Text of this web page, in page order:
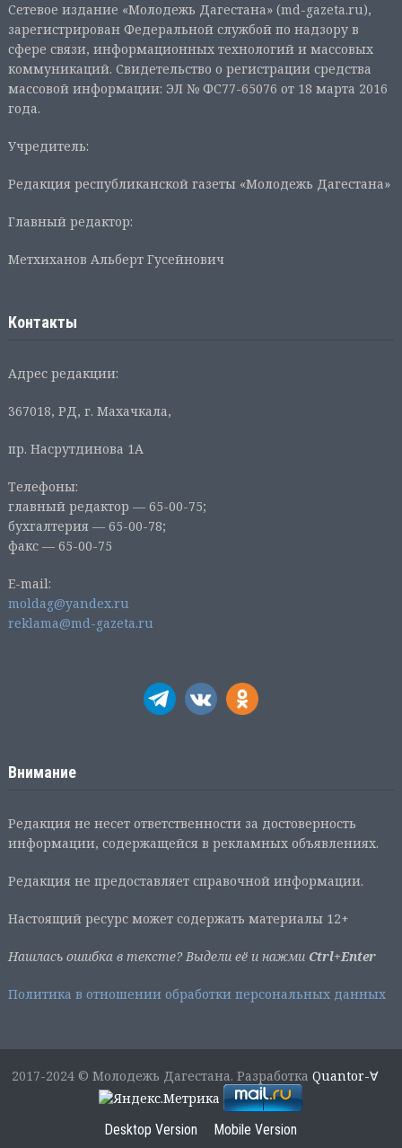
Сетевое издание «Молодежь Дагестана» (md-gazeta.ru),
зарегистрирован Федеральной службой по надзору в
сфере связи, информационных технологий и массовых
коммуникаций. Свидетельство о регистрации средства
массовой информации: ЭЛ № ФС77-65076 от 18 марта 2016
года.
Учредитель:
Редакция республиканской газеты «Молодежь Дагестана»
Главный редактор:
Метхиханов Альберт Гусейнович
Контакты
Адрес редакции:
367018, РД, г. Махачкала,
пр. Насрутдинова 1А
Телефоны:
главный редактор — 65-00-75;
бухгалтерия — 65-00-78;
факс — 65-00-75
E-mail:
moldag@yandex.ru
reklama@md-gazeta.ru
Внимание
Редакция не несет ответственности за достоверность
информации, содержащейся в рекламных объявлениях.
Редакция не предоставляет справочной информации.
Настоящий ресурс может содержать материалы 12+
Нашлась ошибка в тексте? Выдели её и нажми Ctrl+Enter
Политика в отношении обработки персональных данных
2017-2024 © Молодежь Дагестана. РазработкаQuantor-∀
Desktop Version Mobile Version